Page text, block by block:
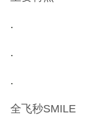
.
.
.
全飞秒SMILE